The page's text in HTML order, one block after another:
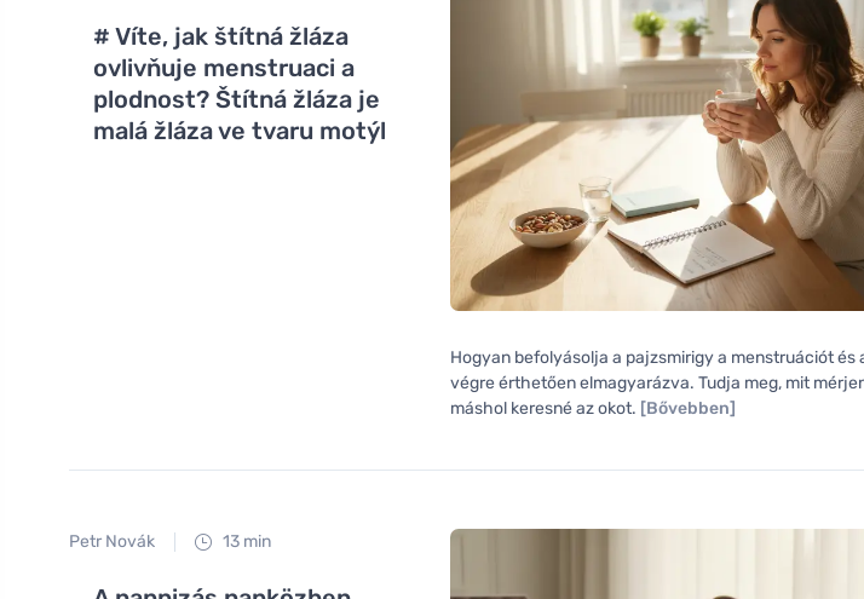
# Víte, jak štítná žláza
ovlivňuje menstruaci a
plodnost? Štítná žláza je
malá žláza ve tvaru motýl
Hogyan befolyásolja a pajzsmirigy a menstruációt és
végre érthetően elmagyarázva. Tudja meg, mit
máshol keresné az okot. [Bővebben]
Petr Novák 13 min